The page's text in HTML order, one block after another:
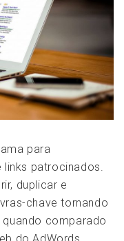
para
links patrocinados.
duplicar e
chave tornando
comparado